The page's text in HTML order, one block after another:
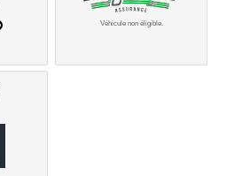
Véhicule non éligible.